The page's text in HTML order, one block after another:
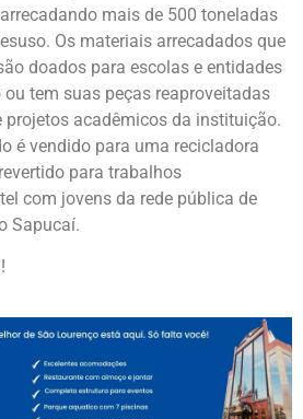
mais de 500 toneladas
Os materiais arrecadados que
doados para escolas e entidades
tem suas peças reaproveitadas
projetos acadêmicos da instituição.
é vendido para uma recicladora
para trabalhos
com jovens da rede pública de
Sapucaí.